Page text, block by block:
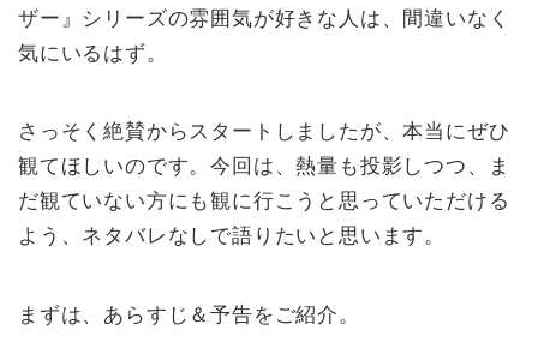
ザー』シリーズの雰囲気が好きな人は、間違いなく
気にいるはず。
さっそく絶賛からスタートしましたが、本当にぜひ
観てほしいのです。今回は、熱量も投影しつつ、ま
だ観ていない方にも観に行こうと思っていただける
よう、ネタバレなしで語りたいと思います。
まずは、あらすじ＆予告をご紹介。